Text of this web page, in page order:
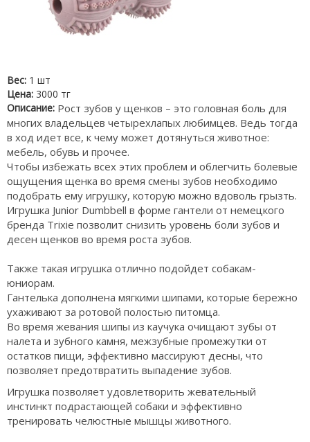
Вес: 1 шт
Цена: 3000 тг
Описание: Рост зубов у щенков – это головная боль для
многих владельцев четырехлапых любимцев. Ведь тогда
в ход идет все, к чему может дотянуться животное:
мебель, обувь и прочее.
Чтобы избежать всех этих проблем и облегчить болевые
ощущения щенка во время смены зубов необходимо
подобрать ему игрушку, которую можно вдоволь грызть.
Игрушка Junior Dumbbell в форме гантели от немецкого
бренда Trixie позволит снизить уровень боли зубов и
десен щенков во время роста зубов.
Также такая игрушка отлично подойдет собакам-
юниорам.
Гантелька дополнена мягкими шипами, которые бережно
ухаживают за ротовой полостью питомца.
Во время жевания шипы из каучука очищают зубы от
налета и зубного камня, межзубные промежутки от
остатков пищи, эффективно массируют десны, что
позволяет предотвратить выпадение зубов.
Игрушка позволяет удовлетворить жевательный
инстинкт подрастающей собаки и эффективно
тренировать челюстные мышцы животного.